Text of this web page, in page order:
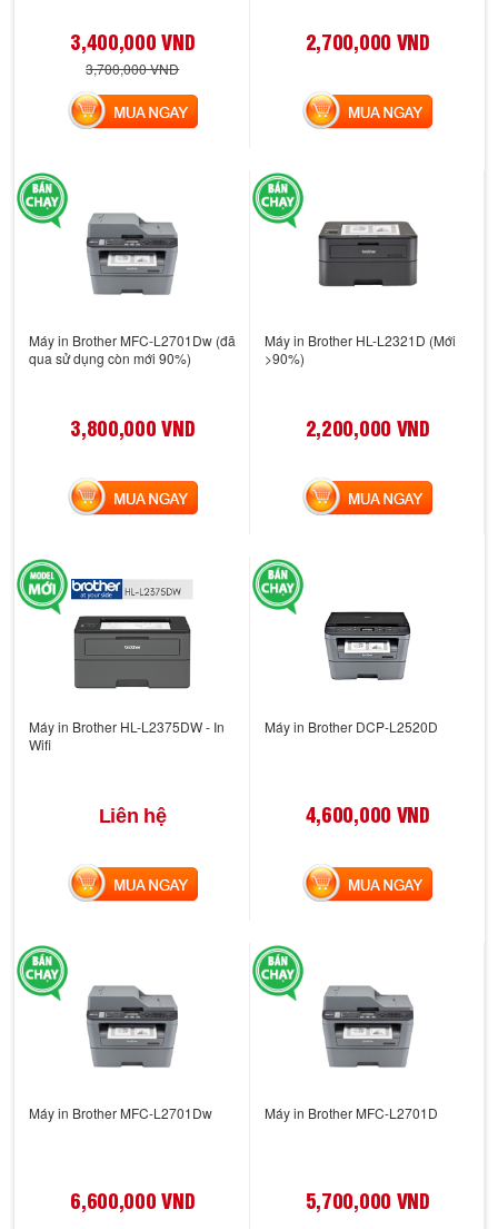
3,400,000 VND
3,700,000 VND
MUA NGAY
2,700,000 VND
MUA NGAY
Máy in Brother MFC-L2701Dw (đã
qua sử dụng còn mới 90%)
3,800,000 VND
MUA NGAY
Máy in Brother HL-L2321D (Mới
>90%)
2,200,000 VND
MUA NGAY
Máy in Brother HL-L2375DW - In
Wifi
Liên hệ
MUA NGAY
Máy in Brother DCP-L2520D
4,600,000 VND
MUA NGAY
Máy in Brother MFC-L2701Dw
6,600,000 VND
Máy in Brother MFC-L2701D
5,700,000 VND